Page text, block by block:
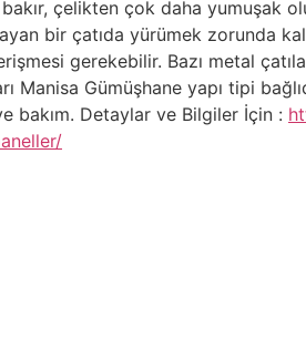
çelikten çok daha yumuşak
bir çatıda yürümek zorunda
gerekebilir. Bazı metal
Manisa Gümüşhane yapı tipi
bakım. Detaylar ve Bilgiler İçin :